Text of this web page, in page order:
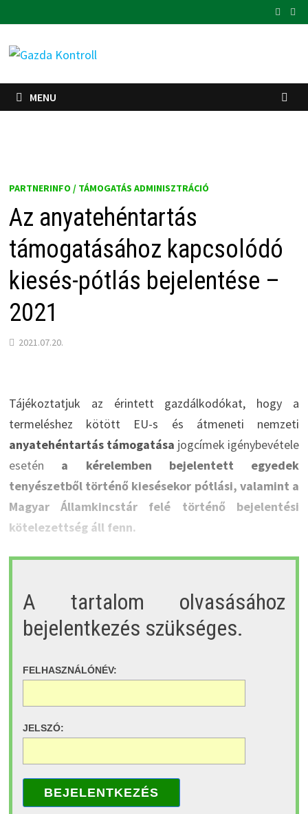
to
content
MENU
PARTNERINFO / TÁMOGATÁS ADMINISZTRÁCIÓ
Az anyatehéntartás
támogatásához kapcsolódó
kiesés-pótlás bejelentése –
2021
2021.07.20.
Tájékoztatjuk az érintett gazdálkodókat, hogy a
termeléshez kötött EU-s és átmeneti nemzeti
anyatehéntartás támogatása jogcímek igénybevétele
esetén a kérelemben bejelentett egyedek
tenyészetből történő kiesésekor pótlási, valamint a
Magyar Államkincstár felé történő bejelentési
kötelezettség áll fenn.
A tartalom olvasásához
bejelentkezés szükséges.
FELHASZNÁLÓNÉV:
JELSZÓ:
BEJELENTKEZÉS